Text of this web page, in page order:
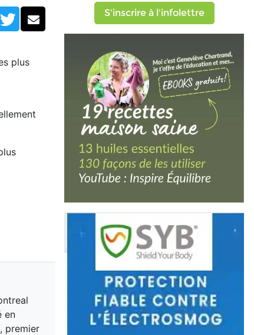
TwitterCourriel
plus
en
premier
S'inscrire à l'infolettre